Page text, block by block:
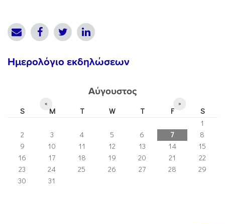
Ημερολόγιο εκδηλώσεων
Αύγουστος
« »
S M T W T F
S
1
2
3 4 5 6 7
8
9
10 11 12 13 14
15
16
17 18 19 20 21
22
23
24 25 26 27 28
29
30
31